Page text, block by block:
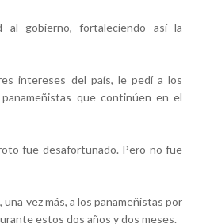
al gobierno, fortaleciendo así la
intereses del país, le pedí a los
que continúen en el
fue desafortunado. Pero no fue
vez más, a los panameñistas por
estos dos años y dos meses.